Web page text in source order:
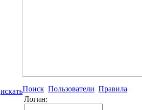
искатьПоиск Пользователи Правила
Логин: